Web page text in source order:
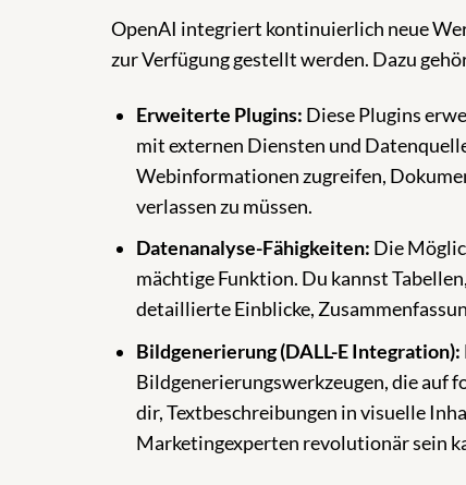
OpenAI integriert kontinuierlich neue
zur Verfügung gestellt werden. Dazu
Erweiterte Plugins: Diese Plugins
mit externen Diensten und
Webinformationen zugreifen,
verlassen zu müssen.
Datenanalyse-Fähigkeiten: Die
mächtige Funktion. Du kannst
detaillierte Einblicke,
Bildgenerierung (DALL-E Integration):
Bildgenerierungswerkzeugen, die auf
dir, Textbeschreibungen in visuelle
Marketingexperten revolutionär sein